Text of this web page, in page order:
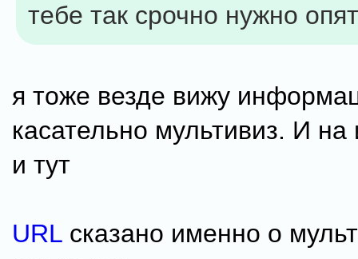
тебе так срочно нужно
я тоже везде вижу
касательно мультивиз. И
и тут
URL сказано именно о